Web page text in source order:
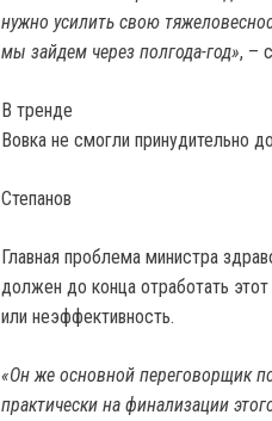
нужно усилить свою
мы зайдем через полгода-год», –
В тренде
Вовка не смогли принудительно
Степанов
Главная проблема министра
должен до конца отработать
или неэффективность.
«Он же основной переговорщик
практически на финализации